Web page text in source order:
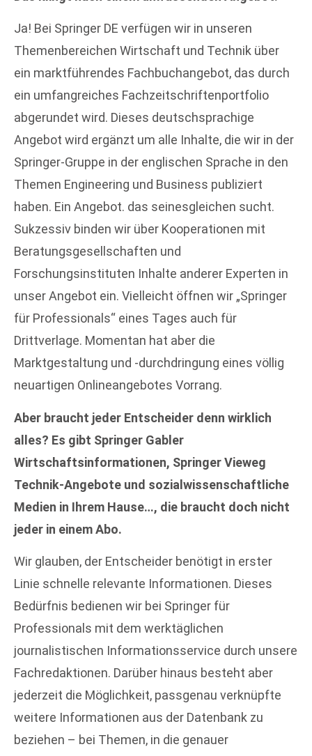
Ja! Bei Springer DE verfügen wir in unseren
Themenbereichen Wirtschaft und Technik über
ein marktführendes Fachbuchangebot, das durch
ein umfangreiches Fachzeitschriftenportfolio
abgerundet wird. Dieses deutschsprachige
Angebot wird ergänzt um alle Inhalte, die wir in der
Springer-Gruppe in der englischen Sprache in den
Themen Engineering und Business publiziert
haben. Ein Angebot. das seinesgleichen sucht.
Sukzessiv binden wir über Kooperationen mit
Beratungsgesellschaften und
Forschungsinstituten Inhalte anderer Experten in
unser Angebot ein. Vielleicht öffnen wir „Springer
für Professionals“ eines Tages auch für
Drittverlage. Momentan hat aber die
Marktgestaltung und -durchdringung eines völlig
neuartigen Onlineangebotes Vorrang.
Aber braucht jeder Entscheider denn wirklich
alles? Es gibt Springer Gabler
Wirtschaftsinformationen, Springer Vieweg
Technik-Angebote und sozialwissenschaftliche
Medien in Ihrem Hause…, die braucht doch nicht
jeder in einem Abo.
Wir glauben, der Entscheider benötigt in erster
Linie schnelle relevante Informationen. Dieses
Bedürfnis bedienen wir bei Springer für
Professionals mit dem werktäglichen
journalistischen Informationsservice durch unsere
Fachredaktionen. Darüber hinaus besteht aber
jederzeit die Möglichkeit, passgenau verknüpfte
weitere Informationen aus der Datenbank zu
beziehen – bei Themen, in die genauer